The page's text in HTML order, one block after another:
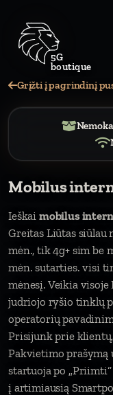
5G
bouti
Grįžti į pagrindinį
Mobilus
Ieškai mobilus
Greitas Liūtas siūlau
mėn., tik 4g+ sim be
mėn. sutarties. visi
mėnesį. Veikia
judriojo ryšio tinklų
operatorių
Prisijunk prie
Pakvietimo prašymą
startuoja po
į artimiausią